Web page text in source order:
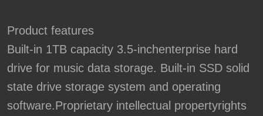
Product features
Built-in 1TB capacity 3.5-inchenterprise hard
drive for music data storage. Built-in SSD solid
state drive storage system and operating
software.Proprietary intellectual propertyrights